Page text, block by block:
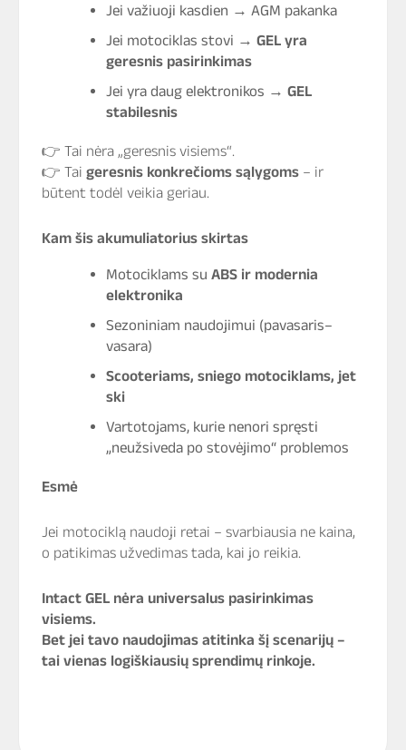
Jei važiuoji kasdien → AGM pakanka
Jei motociklas stovi → GEL yra
geresnis pasirinkimas
Jei yra daug elektronikos → GEL
stabilesnis
👉 Tai nėra „geresnis visiems“.
👉 Tai geresnis konkrečioms sąlygoms – ir
būtent todėl veikia geriau.
Kam šis akumuliatorius skirtas
Motociklams su ABS ir modernia
elektronika
Sezoniniam naudojimui (pavasaris–
vasara)
Scooteriams, sniego motociklams, jet
ski
Vartotojams, kurie nenori spręsti
„neužsiveda po stovėjimo“ problemos
Esmė
Jei motociklą naudoji retai – svarbiausia ne kaina,
o patikimas užvedimas tada, kai jo reikia.
Intact GEL nėra universalus pasirinkimas
visiems.
Bet jei tavo naudojimas atitinka šį scenarijų –
tai vienas logiškiausių sprendimų rinkoje.